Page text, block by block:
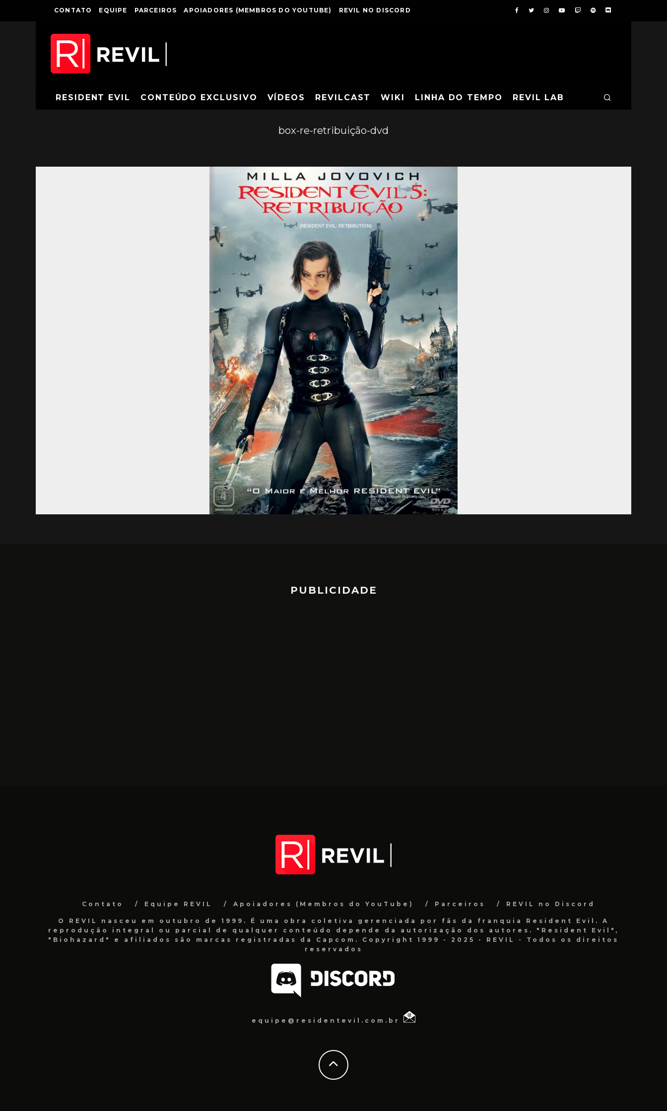
CONTATO EQUIPE PARCEIROS APOIADORES (MEMBROS DO YOUTUBE) REVIL NO DISCORD
RESIDENT EVIL CONTEÚDO EXCLUSIVO VÍDEOS REVILCAST WIKI LINHA DO TEMPO REVIL LAB
box-re-retribuição-dvd
PUBLICIDADE
Contato Equipe REVIL Apoiadores (Membros do YouTube) Parceiros REVIL no Discord
O REVIL nasceu em outubro de 1999. É uma obra coletiva gerenciada por fãs da franquia Resident Evil. A
reprodução integral ou parcial de qualquer conteúdo depende da autorização dos autores. "Resident Evil",
"Biohazard" e afiliados são marcas registradas da Capcom. Copyright 1999 - 2025 - REVIL - Todos os direitos
reservados
equipe@residentevil.com.br